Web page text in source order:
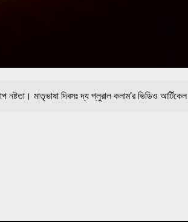
মাতৃভাষা দিবসঃ দ্য প্লুরাল কলাম’র ভিডিও আর্টিকেল